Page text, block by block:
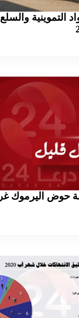
التموينية
حوض اليرموك